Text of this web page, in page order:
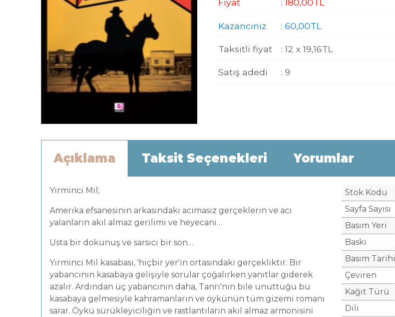
Fiyat
:180,00TL
Kazancınız : 60,00TL
Taksitli fiyat : 12 x 19,16TL
Satış adedi : 9
Açıklama Taksit Seçenekleri Yorumlar
Yirminci Mil;
Amerika efsanesinin arkasındaki acımasız gerçeklerin ve acı
yalanların akıl almaz gerilimi ve heyecanı…
Usta bir dokunuş ve sarsıcı bir son…
Yirminci Mil kasabası, 'hiçbir yer'in ortasındaki gerçekliktir. Bir
yabancının kasabaya gelişiyle sorular çoğalırken yanıtlar giderek
azalır. Ardından üç yabancının daha, Tanrı'nın bile unuttuğu bu
kasabaya gelmesiyle kahramanların ve öykünün tüm gizemi romanı
sarar. Öykü sürükleyiciliğin ve rastlantıların akıl almaz armonisini
Stok Kodu
Sayfa Sayısı
Basım Yeri
Baskı
Basım Tarihi
Çeviren
Kağıt Türü
Dili